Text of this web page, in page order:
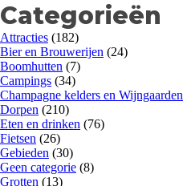
Categorieën
Attracties (182)
Bier en Brouwerijen (24)
Boomhutten (7)
Campings (34)
Champagne kelders en Wijngaarden
Dorpen (210)
Eten en drinken (76)
Fietsen (26)
Gebieden (30)
Geen categorie (8)
Grotten (13)